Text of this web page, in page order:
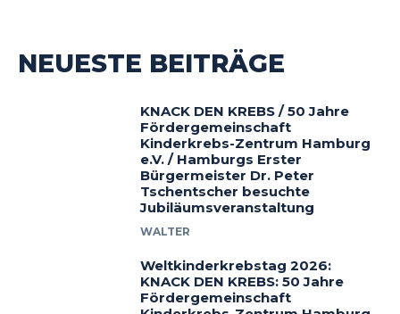
NEUESTE BEITRÄGE
KNACK DEN KREBS / 50 Jahre
Fördergemeinschaft
Kinderkrebs-Zentrum Hamburg
e.V. / Hamburgs Erster
Bürgermeister Dr. Peter
Tschentscher besuchte
Jubiläumsveranstaltung
WALTER
Weltkinderkrebstag 2026:
KNACK DEN KREBS: 50 Jahre
Fördergemeinschaft